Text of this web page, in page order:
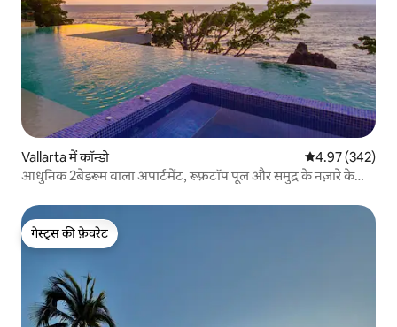
Vallarta में कॉन्डो औसत रेटिंग 5 में से
4.97 (342)
आधुनिक 2बेडरूम वाला अपार्टमेंट, रूफ़टॉप पूल और समुद्र के नज़ारे के
गेस्ट्स की फ़ेवरेट
गेस्ट्स की फ़ेवरेट